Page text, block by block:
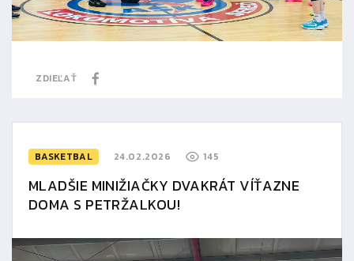
ZDIEĽAŤ
BASKETBAL 24.02.2026 145
MLADŠIE MINIŽIAČKY DVAKRÁT VÍŤAZNE
DOMA S PETRŽALKOU!